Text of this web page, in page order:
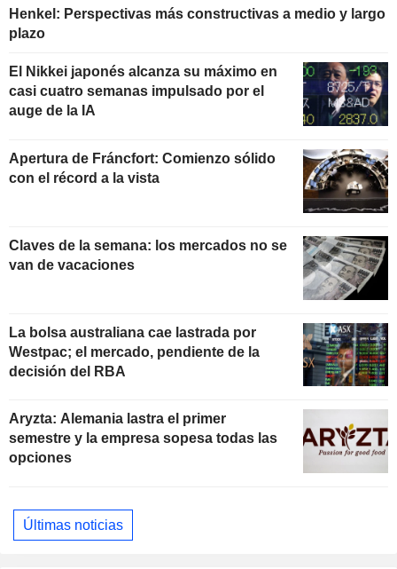
Henkel: Perspectivas más constructivas a medio y largo
plazo
El Nikkei japonés alcanza su máximo en
casi cuatro semanas impulsado por el
auge de la IA
Apertura de Fráncfort: Comienzo sólido
con el récord a la vista
Claves de la semana: los mercados no se
van de vacaciones
La bolsa australiana cae lastrada por
Westpac; el mercado, pendiente de la
decisión del RBA
Aryzta: Alemania lastra el primer
semestre y la empresa sopesa todas las
opciones
Últimas noticias